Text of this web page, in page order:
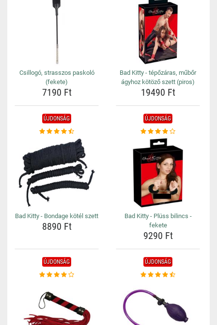
Csillogó, strasszos paskoló
(fekete)
7190 Ft
Bad Kitty - tépőzáras, műbőr
ágyhoz kötöző szett (piros)
19490 Ft
ÚJDONSÁG
Bad Kitty - Bondage kötél szett
8890 Ft
ÚJDONSÁG
Bad Kitty - Plüss bilincs -
fekete
9290 Ft
ÚJDONSÁG ÚJDONSÁG